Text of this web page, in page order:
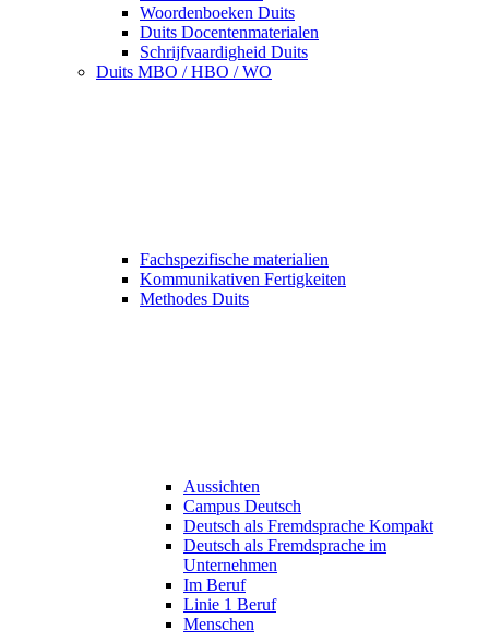
Woordenboeken Duits
Duits Docentenmaterialen
Schrijfvaardigheid Duits
Duits MBO / HBO / WO
Fachspezifische materialien
Kommunikativen Fertigkeiten
Methodes Duits
Aussichten
Campus Deutsch
Deutsch als Fremdsprache Kompakt
Deutsch als Fremdsprache im
Unternehmen
Im Beruf
Linie 1 Beruf
Menschen